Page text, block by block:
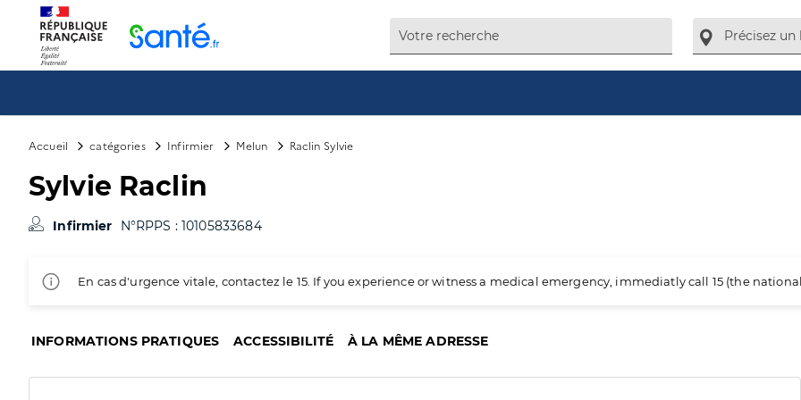
Accueil catégories Infirmier Melun Raclin Sylvie
Sylvie Raclin
Infirmier N°RPPS : 10105833684
En cas d'urgence vitale, contactez le 15. If you experience or witness a medical emergency, immediatly call 15 (the
INFORMATIONS PRATIQUES ACCESSIBILITÉ À LA MÊME ADRESSE
Panneau de gestion des cookies